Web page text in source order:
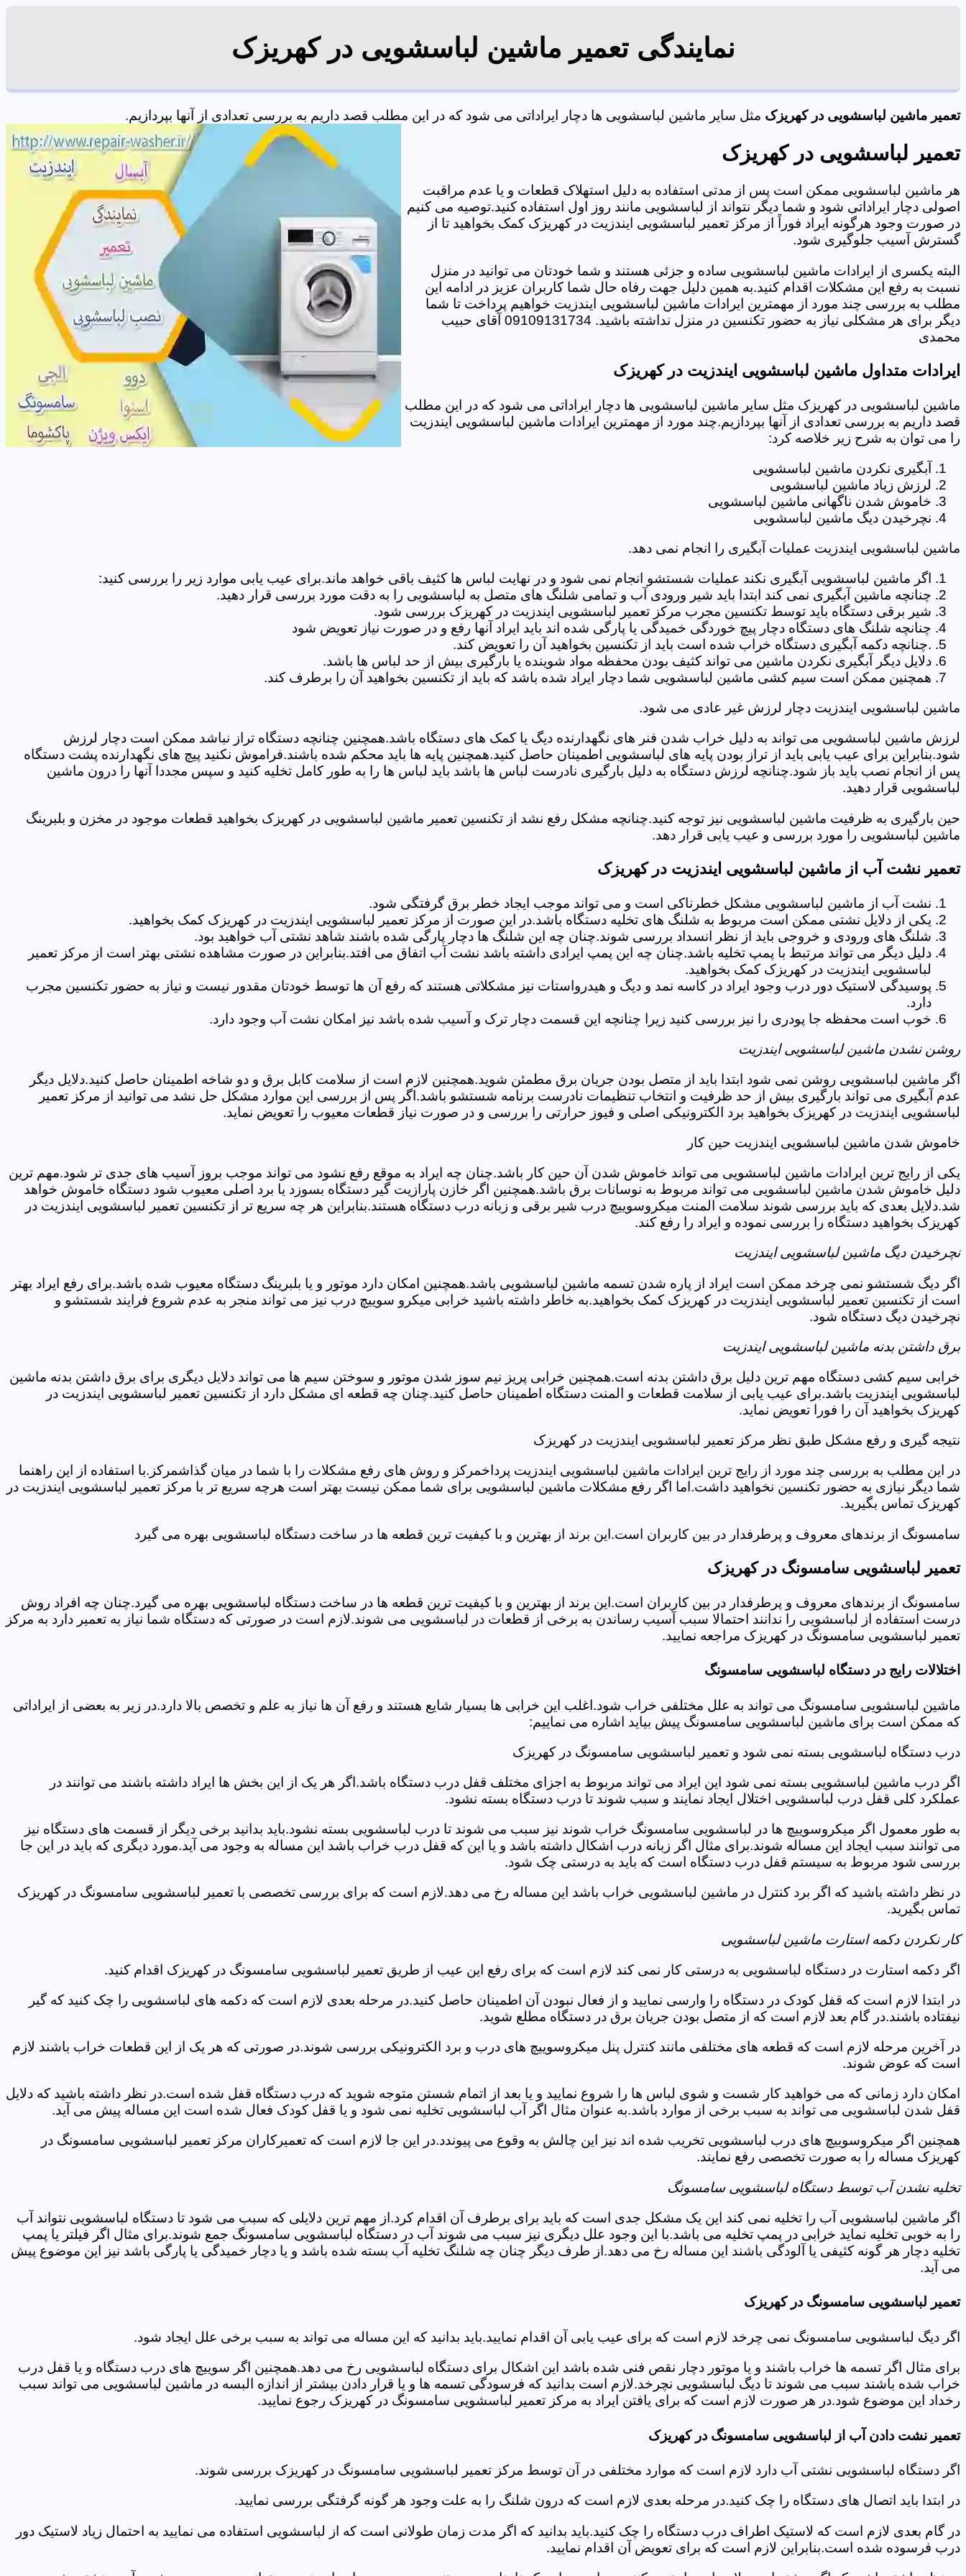
نمایندگی تعمیر ماشین لباسشویی در کهریزک
تعمیر ماشین لباسشویی در کهریزک مثل سایر ماشین لباسشویی ها دچار ایراداتی می شود که در این مطلب قصد داریم به بررسی تعدادی از آنها بپردازیم.
تعمیر لباسشویی در کهریزک
هر ماشین لباسشویی ممکن است پس از مدتی استفاده به دلیل استهلاک قطعات و یا عدم مراقبت
اصولی دچار ایراداتی شود و شما دیگر نتواند از لباسشویی مانند روز اول استفاده کنید.توصیه می کنیم
در صورت وجود هرگونه ایراد فوراً از مرکز تعمیر لباسشویی ایندزیت در کهریزک کمک بخواهید تا از
گسترش آسیب جلوگیری شود.
البته یکسری از ایرادات ماشین لباسشویی ساده و جزئی هستند و شما خودتان می توانید در منزل
نسبت به رفع این مشکلات اقدام کنید.به همین دلیل جهت رفاه حال شما کاربران عزیز در ادامه این
مطلب به بررسی چند مورد از مهمترین ایرادات ماشین لباسشویی ایندزیت خواهیم پرداخت تا شما
دیگر برای هر مشکلی نیاز به حضور تکنسین در منزل نداشته باشید. 09109131734 آقای حبیب
محمدی
ایرادات متداول ماشین لباسشویی ایندزیت در کهریزک
ماشین لباسشویی در کهریزک مثل سایر ماشین لباسشویی ها دچار ایراداتی می شود که در این مطلب
قصد داریم به بررسی تعدادی از آنها بپردازیم.چند مورد از مهمترین ایرادات ماشین لباسشویی ایندزیت
را می توان به شرح زیر خلاصه کرد:
آبگیری نکردن ماشین لباسشویی
لرزش زیاد ماشین لباسشویی
خاموش شدن ناگهانی ماشین لباسشویی
نچرخیدن دیگ ماشین لباسشویی
ماشین لباسشویی ایندزیت عملیات آبگیری را انجام نمی دهد.
اگر ماشین لباسشویی آبگیری نکند عملیات شستشو انجام نمی شود و در نهایت لباس ها کثیف باقی خواهد ماند.برای عیب یابی موارد زیر را بررسی کنید:
چنانچه ماشین آبگیری نمی کند ابتدا باید شیر ورودی آب و تمامی شلنگ های متصل به لباسشویی را به دقت مورد بررسی قرار دهید.
شیر برقی دستگاه باید توسط تکنسین مجرب مرکز تعمیر لباسشویی ایندزیت در کهریزک بررسی شود.
چنانچه شلنگ های دستگاه دچار پیچ خوردگی خمیدگی یا پارگی شده اند باید ایراد آنها رفع و در صورت نیاز تعویض شود
.چنانچه دکمه آبگیری دستگاه خراب شده است باید از تکنسین بخواهید آن را تعویض کند.
دلایل دیگر آبگیری نکردن ماشین می تواند کثیف بودن محفظه مواد شوینده یا بارگیری بیش از حد لباس ها باشد.
همچنین ممکن است سیم کشی ماشین لباسشویی شما دچار ایراد شده باشد که باید از تکنسین بخواهید آن را برطرف کند.
ماشین لباسشویی ایندزیت دچار لرزش غیر عادی می شود.
لرزش ماشین لباسشویی می تواند به دلیل خراب شدن فنر های نگهدارنده دیگ یا کمک های دستگاه باشد.همچنین چنانچه دستگاه تراز نباشد ممکن است دچار لرزش
شود.بنابراین برای عیب یابی باید از تراز بودن پایه های لباسشویی اطمینان حاصل کنید.همچنین پایه ها باید محکم شده باشند.فراموش نکنید پیچ های نگهدارنده پشت دستگاه
پس از انجام نصب باید باز شود.چنانچه لرزش دستگاه به دلیل بارگیری نادرست لباس ها باشد باید لباس ها را به طور کامل تخلیه کنید و سپس مجددا آنها را درون ماشین
لباسشویی قرار دهید.
حین بارگیری به ظرفیت ماشین لباسشویی نیز توجه کنید.چنانچه مشکل رفع نشد از تکنسین تعمیر ماشین لباسشویی در کهریزک بخواهید قطعات موجود در مخزن و بلبرینگ
ماشین لباسشویی را مورد بررسی و عیب یابی قرار دهد.
تعمیر نشت آب از ماشین لباسشویی ایندزیت در کهریزک
نشت آب از ماشین لباسشویی مشکل خطرناکی است و می تواند موجب ایجاد خطر برق گرفتگی شود.
یکی از دلایل نشتی ممکن است مربوط به شلنگ های تخلیه دستگاه باشد.در این صورت از مرکز تعمیر لباسشویی ایندزیت در کهریزک کمک بخواهید.
شلنگ های ورودی و خروجی باید از نظر انسداد بررسی شوند.چنان چه این شلنگ ها دچار پارگی شده باشند شاهد نشتی آب خواهید بود.
دلیل دیگر می تواند مرتبط با پمپ تخلیه باشد.چنان چه این پمپ ایرادی داشته باشد نشت آب اتفاق می افتد.بنابراین در صورت مشاهده نشتی بهتر است از مرکز تعمیر
لباسشویی ایندزیت در کهریزک کمک بخواهید.
پوسیدگی لاستیک دور درب وجود ایراد در کاسه نمد و دیگ و هیدرواستات نیز مشکلاتی هستند که رفع آن ها توسط خودتان مقدور نیست و نیاز به حضور تکنسین مجرب
دارد.
خوب است محفظه جا پودری را نیز بررسی کنید زیرا چنانچه این قسمت دچار ترک و آسیب شده باشد نیز امکان نشت آب وجود دارد.
روشن نشدن ماشین لباسشویی ایندزیت
اگر ماشین لباسشویی روشن نمی شود ابتدا باید از متصل بودن جریان برق مطمئن شوید.همچنین لازم است از سلامت کابل برق و دو شاخه اطمینان حاصل کنید.دلایل دیگر
عدم آبگیری می تواند بارگیری بیش از حد ظرفیت و انتخاب تنظیمات نادرست برنامه شستشو باشد.اگر پس از بررسی این موارد مشکل حل نشد می توانید از مرکز تعمیر
لباسشویی ایندزیت در کهریزک بخواهید برد الکترونیکی اصلی و فیوز حرارتی را بررسی و در صورت نیاز قطعات معیوب را تعویض نماید.
خاموش شدن ماشین لباسشویی ایندزیت حین کار
یکی از رایج ترین ایرادات ماشین لباسشویی می تواند خاموش شدن آن حین کار باشد.چنان چه ایراد به موقع رفع نشود می تواند موجب بروز آسیب های جدی تر شود.مهم ترین
دلیل خاموش شدن ماشین لباسشویی می تواند مربوط به نوسانات برق باشد.همچنین اگر خازن پارازیت گیر دستگاه بسوزد یا برد اصلی معیوب شود دستگاه خاموش خواهد
شد.دلایل بعدی که باید بررسی شوند سلامت المنت میکروسوییچ درب شیر برقی و زبانه درب دستگاه هستند.بنابراین هر چه سریع تر از تکنسین تعمیر لباسشویی ایندزیت در
کهریزک بخواهید دستگاه را بررسی نموده و ایراد را رفع کند.
نچرخیدن دیگ ماشین لباسشویی ایندزیت
اگر دیگ شستشو نمی چرخد ممکن است ایراد از پاره شدن تسمه ماشین لباسشویی باشد.همچنین امکان دارد موتور و یا بلبرینگ دستگاه معیوب شده باشد.برای رفع ایراد بهتر
است از تکنسین تعمیر لباسشویی ایندزیت در کهریزک کمک بخواهید.به خاطر داشته باشید خرابی میکرو سوییچ درب نیز می تواند منجر به عدم شروع فرایند شستشو و
نچرخیدن دیگ دستگاه شود.
برق داشتن بدنه ماشین لباسشویی ایندزیت
خرابی سیم کشی دستگاه مهم ترین دلیل برق داشتن بدنه است.همچنین خرابی پریز نیم سوز شدن موتور و سوختن سیم ها می تواند دلایل دیگری برای برق داشتن بدنه ماشین
لباسشویی ایندزیت باشد.برای عیب یابی از سلامت قطعات و المنت دستگاه اطمینان حاصل کنید.چنان چه قطعه ای مشکل دارد از تکنسین تعمیر لباسشویی ایندزیت در
کهریزک بخواهید آن را فورا تعویض نماید.
نتیجه گیری و رفع مشکل طبق نظر مرکز تعمیر لباسشویی ایندزیت در کهریزک
در این مطلب به بررسی چند مورد از رایج ترین ایرادات ماشین لباسشویی ایندزیت پرداخمرکز و روش های رفع مشکلات را با شما در میان گذاشمرکز.با استفاده از این راهنما
شما دیگر نیازی به حضور تکنسین نخواهید داشت.اما اگر رفع مشکلات ماشین لباسشویی برای شما ممکن نیست بهتر است هرچه سریع تر با مرکز تعمیر لباسشویی ایندزیت در
کهریزک تماس بگیرید.
سامسونگ از برندهای معروف و پرطرفدار در بین کاربران است.این برند از بهترین و با کیفیت ترین قطعه ها در ساخت دستگاه لباسشویی بهره می گیرد
تعمیر لباسشویی سامسونگ در کهریزک
سامسونگ از برندهای معروف و پرطرفدار در بین کاربران است.این برند از بهترین و با کیفیت ترین قطعه ها در ساخت دستگاه لباسشویی بهره می گیرد.چنان چه افراد روش
درست استفاده از لباسشویی را ندانند احتمالا سبب آسیب رساندن به برخی از قطعات در لباسشویی می شوند.لازم است در صورتی که دستگاه شما نیاز به تعمیر دارد به مرکز
تعمیر لباسشویی سامسونگ در کهریزک مراجعه نمایید.
اختلالات رایج در دستگاه لباسشویی سامسونگ
ماشین لباسشویی سامسونگ می تواند به علل مختلفی خراب شود.اغلب این خرابی ها بسیار شایع هستند و رفع آن ها نیاز به علم و تخصص بالا دارد.در زیر به بعضی از ایراداتی
که ممکن است برای ماشین لباسشویی سامسونگ پیش بیاید اشاره می نماییم:
درب دستگاه لباسشویی بسته نمی شود و تعمیر لباسشویی سامسونگ در کهریزک
اگر درب ماشین لباسشویی بسته نمی شود این ایراد می تواند مربوط به اجزای مختلف قفل درب دستگاه باشد.اگر هر یک از این بخش ها ایراد داشته باشند می توانند در
عملکرد کلی قفل درب لباسشویی اختلال ایجاد نمایند و سبب شوند تا درب دستگاه بسته نشود.
به طور معمول اگر میکروسوییچ ها در لباسشویی سامسونگ خراب شوند نیز سبب می شوند تا درب لباسشویی بسته نشود.باید بدانید برخی دیگر از قسمت های دستگاه نیز
می توانند سبب ایجاد این مساله شوند.برای مثال اگر زبانه درب اشکال داشته باشد و یا این که قفل درب خراب باشد این مساله به وجود می آید.مورد دیگری که باید در این جا
بررسی شود مربوط به سیستم قفل درب دستگاه است که باید به درستی چک شود.
در نظر داشته باشید که اگر برد کنترل در ماشین لباسشویی خراب باشد این مساله رخ می دهد.لازم است که برای بررسی تخصصی با تعمیر لباسشویی سامسونگ در کهریزک
تماس بگیرید.
کار نکردن دکمه استارت ماشین لباسشویی
اگر دکمه استارت در دستگاه لباسشویی به درستی کار نمی کند لازم است که برای رفع این عیب از طریق تعمیر لباسشویی سامسونگ در کهریزک اقدام کنید.
در ابتدا لازم است که قفل کودک در دستگاه را وارسی نمایید و از فعال نبودن آن اطمینان حاصل کنید.در مرحله بعدی لازم است که دکمه های لباسشویی را چک کنید که گیر
نیفتاده باشند.در گام بعد لازم است که از متصل بودن جریان برق در دستگاه مطلع شوید.
در آخرین مرحله لازم است که قطعه های مختلفی مانند کنترل پنل میکروسوییچ های درب و برد الکترونیکی بررسی شوند.در صورتی که هر یک از این قطعات خراب باشند لازم
است که عوض شوند.
امکان دارد زمانی که می خواهید کار شست و شوی لباس ها را شروع نمایید و یا بعد از اتمام شستن متوجه شوید که درب دستگاه قفل شده است.در نظر داشته باشید که دلایل
قفل شدن لباسشویی می تواند به سبب برخی از موارد باشد.به عنوان مثال اگر آب لباسشویی تخلیه نمی شود و یا قفل کودک فعال شده است این مساله پیش می آید.
همچنین اگر میکروسوییچ های درب لباسشویی تخریب شده اند نیز این چالش به وقوع می پیوندد.در این جا لازم است که تعمیرکاران مرکز تعمیر لباسشویی سامسونگ در
کهریزک مساله را به صورت تخصصی رفع نمایند.
تخلیه نشدن آب توسط دستگاه لباسشویی سامسونگ
اگر ماشین لباسشویی آب را تخلیه نمی کند این یک مشکل جدی است که باید برای برطرف آن اقدام کرد.از مهم ترین دلایلی که سبب می شود تا دستگاه لباسشویی نتواند آب
را به خوبی تخلیه نماید خرابی در پمپ تخلیه می باشد.با این وجود علل دیگری نیز سبب می شوند آب در دستگاه لباسشویی سامسونگ جمع شوند.برای مثال اگر فیلتر یا پمپ
تخلیه دچار هر گونه کثیفی یا آلودگی باشند این مساله رخ می دهد.از طرف دیگر چنان چه شلنگ تخلیه آب بسته شده باشد و یا دچار خمیدگی یا پارگی باشد نیز این موضوع پیش
می آید.
تعمیر لباسشویی سامسونگ در کهریزک
اگر دیگ لباسشویی سامسونگ نمی چرخد لازم است که برای عیب یابی آن اقدام نمایید.باید بدانید که این مساله می تواند به سبب برخی علل ایجاد شود.
برای مثال اگر تسمه ها خراب باشند و یا موتور دچار نقص فنی شده باشد این اشکال برای دستگاه لباسشویی رخ می دهد.همچنین اگر سوییچ های درب دستگاه و یا قفل درب
خراب شده باشند سبب می شوند تا دیگ لباسشویی نچرخد.لازم است بدانید که فرسودگی تسمه ها و یا قرار دادن بیشتر از اندازه البسه در ماشین لباسشویی می تواند سبب
رخداد این موضوع شود.در هر صورت لازم است که برای یافتن ایراد به مرکز تعمیر لباسشویی سامسونگ در کهریزک رجوع نمایید.
تعمیر نشت دادن آب از لباسشویی سامسونگ در کهریزک
اگر دستگاه لباسشویی نشتی آب دارد لازم است که موارد مختلفی در آن توسط مرکز تعمیر لباسشویی سامسونگ در کهریزک بررسی شوند.
در ابتدا باید اتصال های دستگاه را چک کنید.در مرحله بعدی لازم است که درون شلنگ را به علت وجود هر گونه گرفتگی بررسی نمایید.
در گام بعدی لازم است که لاستیک اطراف درب دستگاه را چک کنید.باید بدانید که اگر مدت زمان طولانی است که از لباسشویی استفاده می نمایید به احتمال زیاد لاستیک دور
درب فرسوده شده است.بنابراین لازم است که برای تعویض آن اقدام نمایید.